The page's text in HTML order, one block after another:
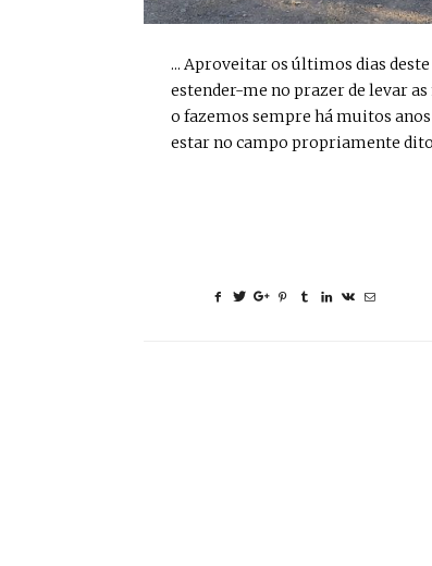
... Aproveitar os últimos dias
estender-me no prazer de levar
o fazemos sempre há muitos
estar no campo propriamente dito